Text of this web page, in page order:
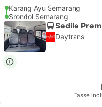
Karang Ayu Semarang
Srondol Semarang
Sedile
Daytrans
Tasse